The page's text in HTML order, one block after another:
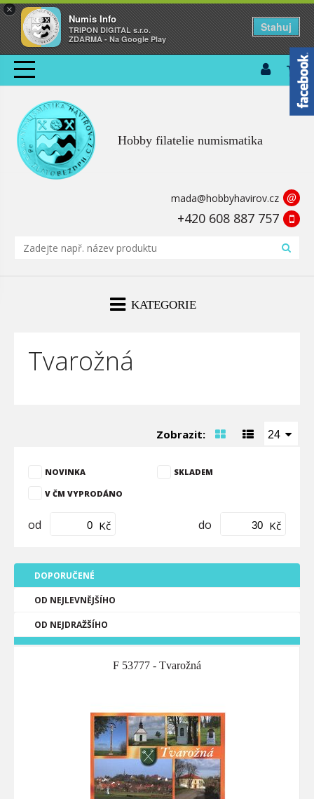
×
Numis Info
TRIPON DIGITAL s.r.o.
ZDARMA - Na Google Play
Stahuj
Hobby filatelie numismatika
mada@hobbyhavirov.cz @
+420 608 887 757
KATEGORIE
Tvarožná
Zobrazit: 24
NOVINKA SKLADEM
V ČM VYPRODÁNO
od Kč do Kč
DOPORUČENÉ
OD NEJLEVNĚJŠÍHO
OD NEJDRAŽŠÍHO
F 53777 - Tvarožná